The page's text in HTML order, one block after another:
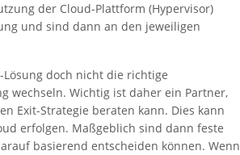
der Cloud-Plattform (Hypervisor)
und sind dann an den jeweiligen
doch nicht die richtige
wechseln. Wichtig ist daher ein Partner,
Exit-Strategie beraten kann. Dies kann
erfolgen. Maßgeblich sind dann feste
basierend entscheiden können. Wenn